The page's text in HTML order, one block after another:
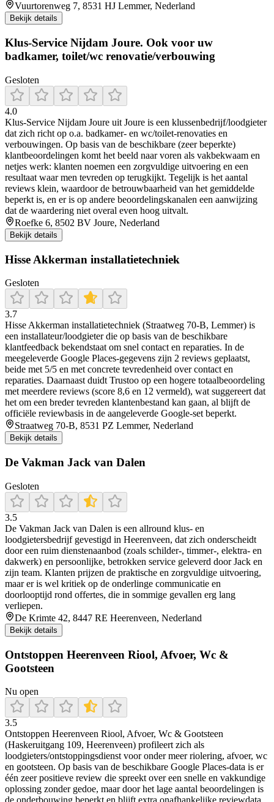
Vuurtorenweg 7, 8531 HJ Lemmer, Nederland
Bekijk details
Klus-Service Nijdam Joure. Ook voor uw
badkamer, toilet/wc renovatie/verbouwing
Gesloten
4.0
Klus-Service Nijdam Joure uit Joure is een klussenbedrijf/loodgieter
dat zich richt op o.a. badkamer- en wc/toilet-renovaties en
verbouwingen. Op basis van de beschikbare (zeer beperkte)
klantbeoordelingen komt het beeld naar voren als vakbekwaam en
netjes werk: klanten noemen een zorgvuldige uitvoering en een
resultaat waar men tevreden op terugkijkt. Tegelijk is het aantal
reviews klein, waardoor de betrouwbaarheid van het gemiddelde
beperkt is, en er is op andere beoordelingskanalen een aanwijzing
dat de waardering niet overal even hoog uitvalt.
Roefke 6, 8502 BV Joure, Nederland
Bekijk details
Hisse Akkerman installatietechniek
Gesloten
3.7
Hisse Akkerman installatietechniek (Straatweg 70-B, Lemmer) is
een installateur/loodgieter die op basis van de beschikbare
klantfeedback bekendstaat om snel contact en reparaties. In de
meegeleverde Google Places-gegevens zijn 2 reviews geplaatst,
beide met 5/5 en met concrete tevredenheid over contact en
reparaties. Daarnaast duidt Trustoo op een hogere totaalbeoordeling
met meerdere reviews (score 8,6 en 12 vermeld), wat suggereert dat
het om een breder tevreden klantenbestand kan gaan, al blijft de
officiële reviewbasis in de aangeleverde Google-set beperkt.
Straatweg 70-B, 8531 PZ Lemmer, Nederland
Bekijk details
De Vakman Jack van Dalen
Gesloten
3.5
De Vakman Jack van Dalen is een allround klus- en
loodgietersbedrijf gevestigd in Heerenveen, dat zich onderscheidt
door een ruim dienstenaanbod (zoals schilder-, timmer-, elektra- en
dakwerk) en persoonlijke, betrokken service geleverd door Jack en
zijn team. Klanten prijzen de praktische en zorgvuldige uitvoering,
maar er is wel kritiek op de onderlinge communicatie en
doorlooptijd rond offertes, die in sommige gevallen erg lang
verliepen.
De Krimte 42, 8447 RE Heerenveen, Nederland
Bekijk details
Ontstoppen Heerenveen Riool, Afvoer, Wc &
Gootsteen
Nu open
3.5
Ontstoppen Heerenveen Riool, Afvoer, Wc & Gootsteen
(Haskeruitgang 109, Heerenveen) profileert zich als
loodgieters/ontstoppingsdienst voor onder meer riolering, afvoer, wc
en gootsteen. Op basis van de beschikbare Google Places-data is er
één zeer positieve review die spreekt over een snelle en vakkundige
oplossing zonder gedoe, maar door het lage aantal beoordelingen is